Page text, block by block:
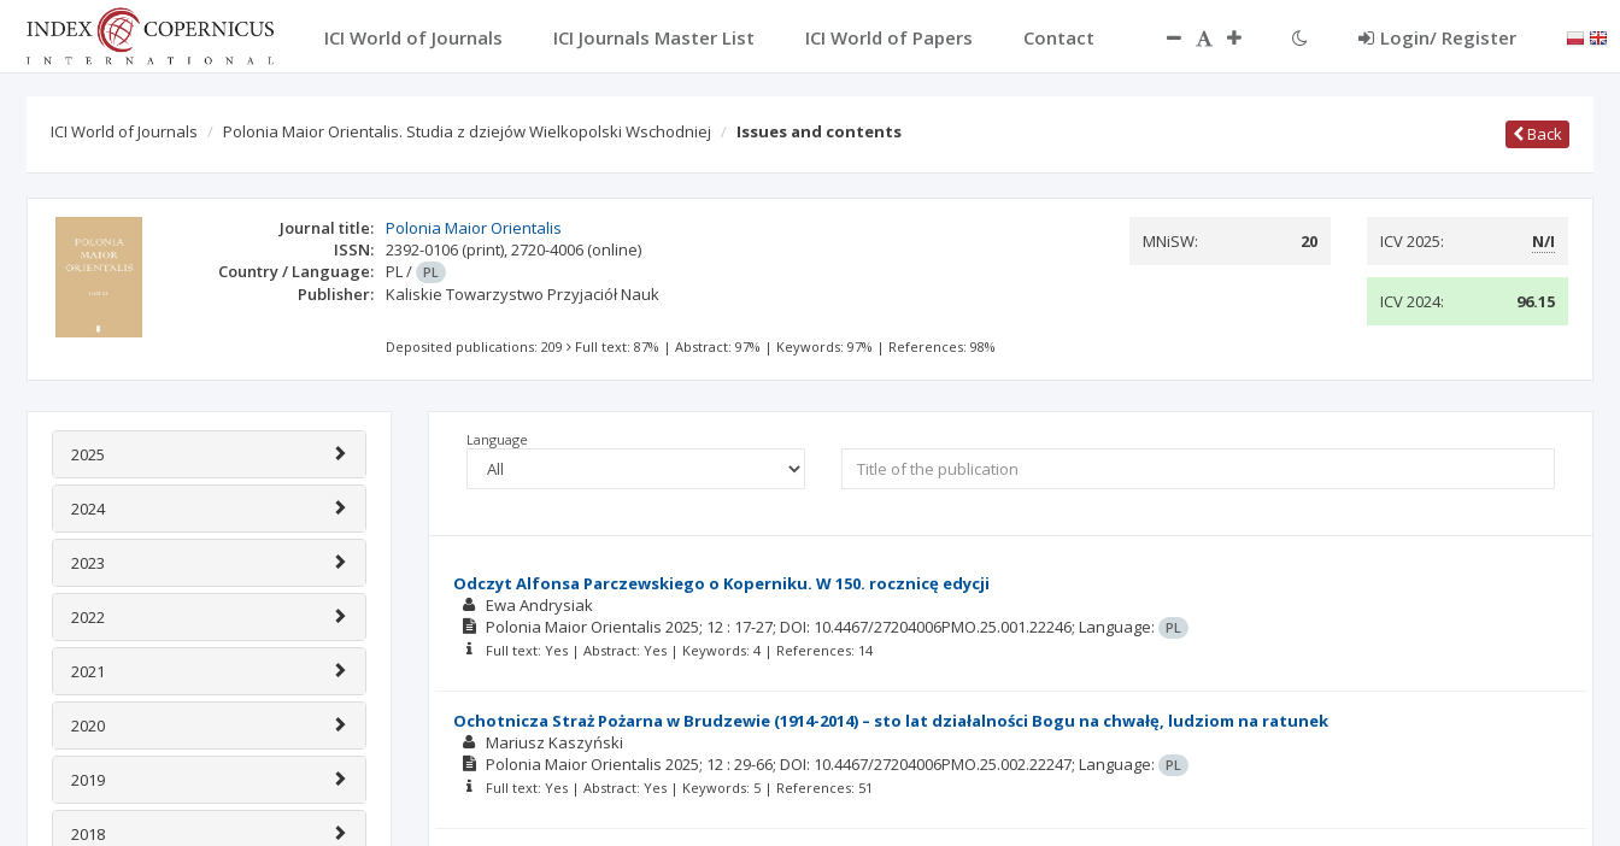
ICI World of Journals ICI Journals Master List ICI World of Papers Contact Login/ Register
ICI World of Journals Polonia Maior Orientalis. Studia z dziejów Wielkopolski Wschodniej Issues and contents Back
Journal title: Polonia Maior Orientalis
ISSN: 2392-0106 (print),2720-4006 (online)
Country / Language: PL/ PL
Publisher: Kaliskie Towarzystwo Przyjaciół Nauk
MNiSW: 20 ICV 2025: N/I
ICV 2024: 96.15
Deposited publications: 209 Full text: 87% |Abstract: 97% | Keywords: 97% | References: 98%
2025
2024
2023
2022
2021
2020
2019
2018
Language
Odczyt Alfonsa Parczewskiego o Koperniku. W 150. rocznicę edycji
Ewa Andrysiak
Polonia Maior Orientalis 2025; 12 : 17-27; DOI: 10.4467/27204006PMO.25.001.22246; Language: PL
Full text: Yes | Abstract: Yes | Keywords: 4 | References: 14
Ochotnicza Straż Pożarna w Brudzewie (1914-2014) – sto lat działalności Bogu na chwałę, ludziom na ratunek
Mariusz Kaszyński
Polonia Maior Orientalis 2025; 12 : 29-66; DOI: 10.4467/27204006PMO.25.002.22247; Language: PL
Full text: Yes | Abstract: Yes | Keywords: 5 | References: 51